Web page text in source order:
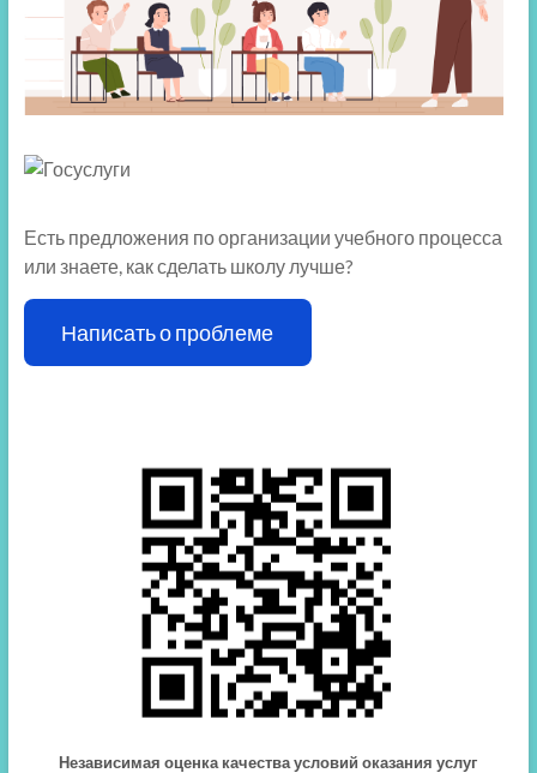
Есть предложения по организации учебного процесса
или знаете, как сделать школу лучше?
Написать о проблеме
Независимая оценка качества условий оказания услуг